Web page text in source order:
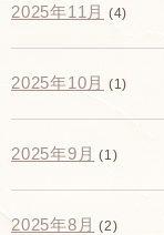
2025年11月 (4)
2025年10月 (1)
2025年9月 (1)
2025年8月 (2)